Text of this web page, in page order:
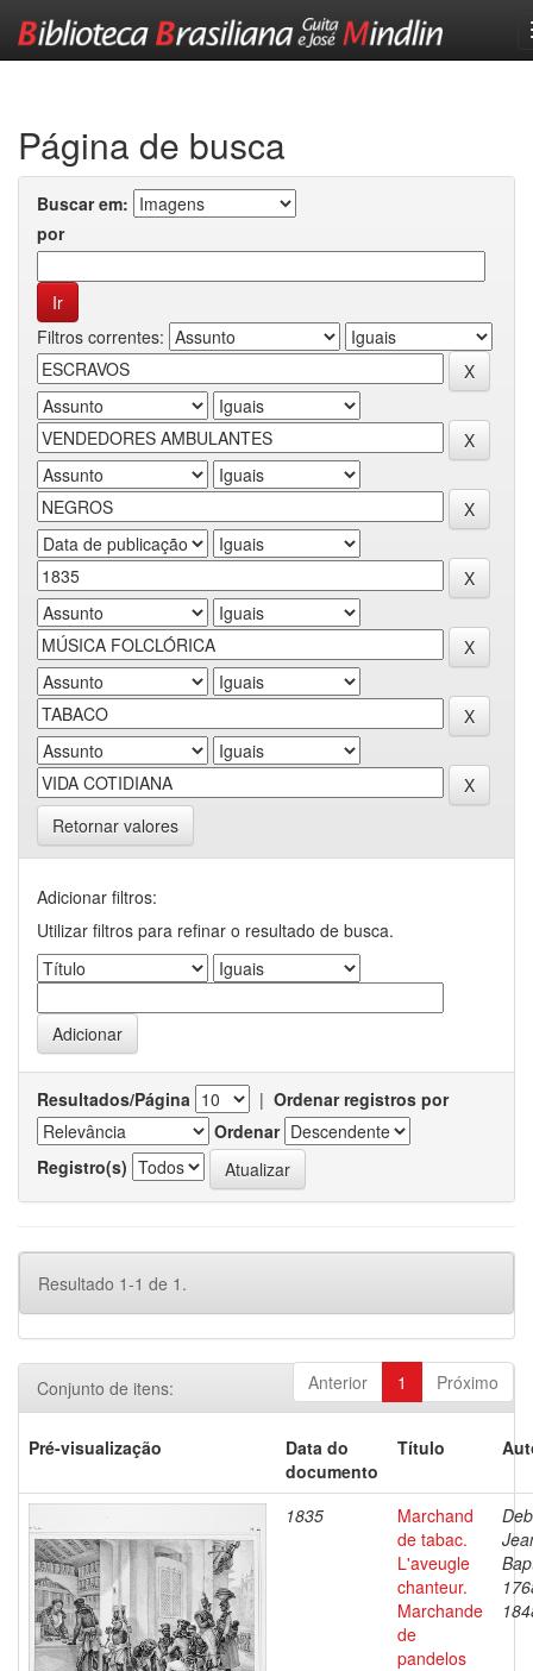
Página de busca
Buscar em:
por
Filtros correntes:
Retornar valores
Adicionar filtros:
Utilizar filtros para refinar o resultado de busca.
Resultados/Página | Ordenar registros por
Ordenar
Registro(s)
Resultado 1-1 de 1.
Anterior 1 Próximo
Conjunto de itens:
Pré-visualização
Data do
documento
Título
1835
Marchand
de tabac.
L'aveugle
chanteur.
Marchande
de
pandelos